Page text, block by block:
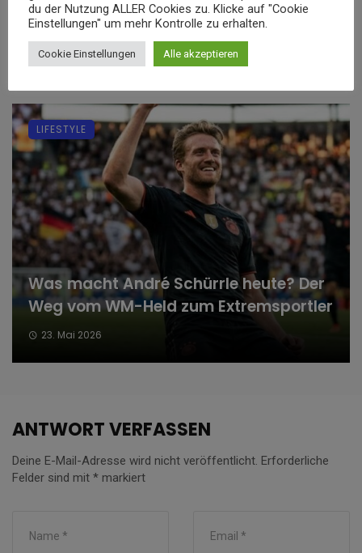
Spielgegenstände zum Milliardenmarkt
wurden
10. Juni 2026
Was macht André Schürrle heute? Der
Weg vom WM-Held zum Extremsportler
23. Mai 2026
LIFESTYLE
ANTWORT VERFASSEN
Deine E-Mail-Adresse wird nicht veröffentlicht. Erforderliche
Felder sind mit * markiert
du der Nutzung ALLER Cookies zu. Klicke auf "Cookie
Einstellungen" um mehr Kontrolle zu erhalten.
Cookie Einstellungen Alle akzeptieren